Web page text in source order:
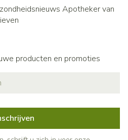
Apotheker van
producten en promoties